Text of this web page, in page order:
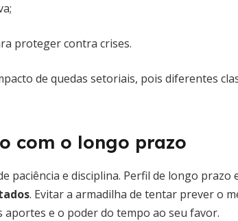
proteger contra crises.
de quedas setoriais, pois diferentes
com o longo prazo
paciência e disciplina. Perfil de longo prazo
. Evitar a armadilha de tentar prever o
e o poder do tempo ao seu favor.